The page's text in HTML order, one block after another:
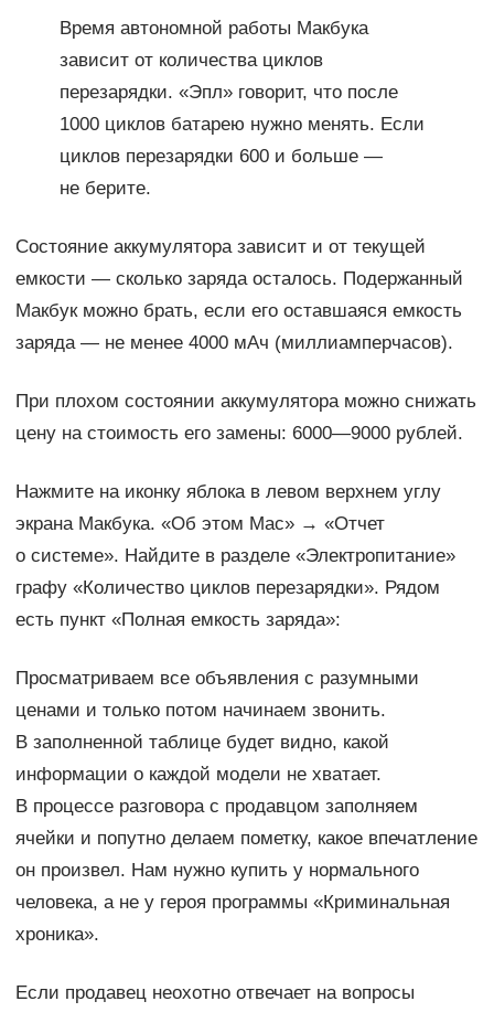
Время автономной работы Макбука
зависит от количества циклов
перезарядки. «Эпл» говорит, что после
1000 циклов батарею нужно менять. Если
циклов перезарядки 600 и больше —
не берите.
Состояние аккумулятора зависит и от текущей
емкости — сколько заряда осталось. Подержанный
Макбук можно брать, если его оставшаяся емкость
заряда — не менее 4000 мАч (миллиамперчасов).
При плохом состоянии аккумулятора можно снижать
цену на стоимость его замены: 6000—9000 рублей.
Нажмите на иконку яблока в левом верхнем углу
экрана Макбука. «Об этом Mac» → «Отчет
о системе». Найдите в разделе «Электропитание»
графу «Количество циклов перезарядки». Рядом
есть пункт «Полная емкость заряда»:
Просматриваем все объявления с разумными
ценами и только потом начинаем звонить.
В заполненной таблице будет видно, какой
информации о каждой модели не хватает.
В процессе разговора с продавцом заполняем
ячейки и попутно делаем пометку, какое впечатление
он произвел. Нам нужно купить у нормального
человека, а не у героя программы «Криминальная
хроника».
Если продавец неохотно отвечает на вопросы